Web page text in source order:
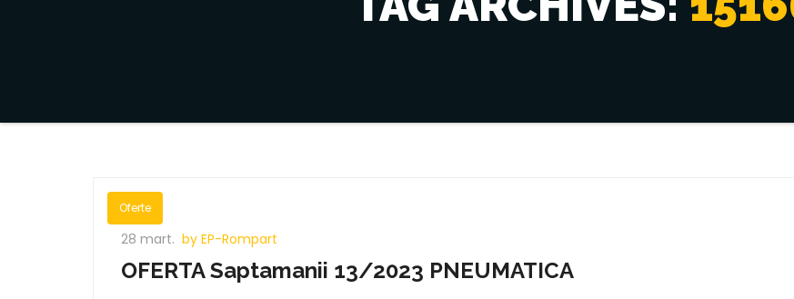
Oferte
28 mart. by EP-Rompart
OFERTA Saptamanii 13/2023 PNEUMATICA